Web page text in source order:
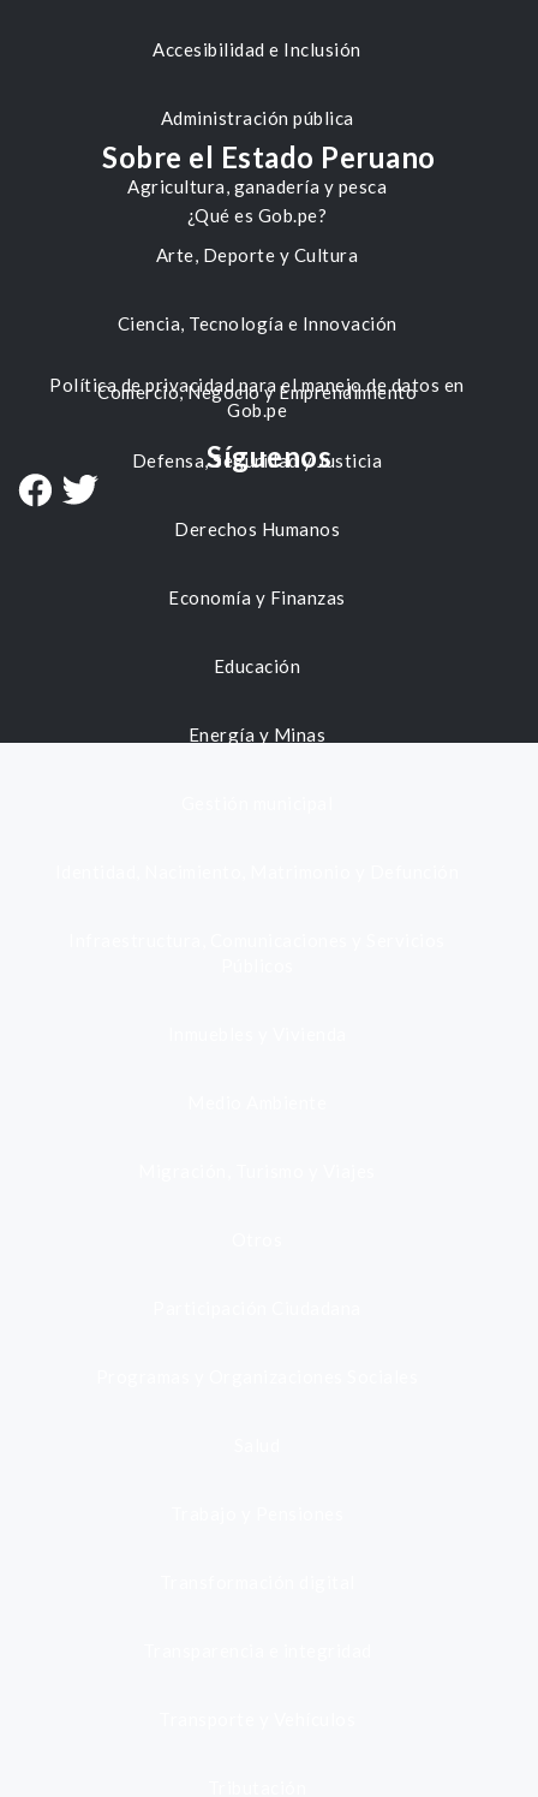
Accesibilidad e Inclusión
Administración pública
Agricultura, ganadería y pesca
Arte, Deporte y Cultura
Ciencia, Tecnología e Innovación
Comercio, Negocio y Emprendimiento
Defensa, Seguridad y Justicia
Derechos Humanos
Economía y Finanzas
Educación
Energía y Minas
Sobre el Estado Peruano
¿Qué es Gob.pe?
Política de privacidad para el manejo de datos en
Gob.pe
Síguenos